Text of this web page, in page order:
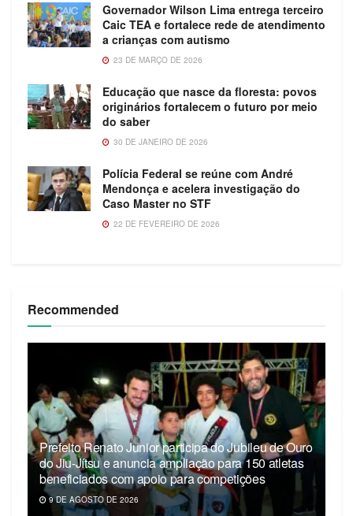
Governador Wilson Lima entrega terceiro
Caic TEA e fortalece rede de atendimento
a crianças com autismo
23 DE MARÇO DE 2026
Educação que nasce da floresta: povos
originários fortalecem o futuro por meio
do saber
30 DE JANEIRO DE 2026
Polícia Federal se reúne com André
Mendonça e acelera investigação do
Caso Master no STF
22 DE FEVEREIRO DE 2026
Recommended
Prefeito Renato Junior participa do Jubileu de Ouro
do Jiu-Jítsu e anuncia ampliação para 150 atletas
beneficiados com apoio para competições
9 DE AGOSTO DE 2026